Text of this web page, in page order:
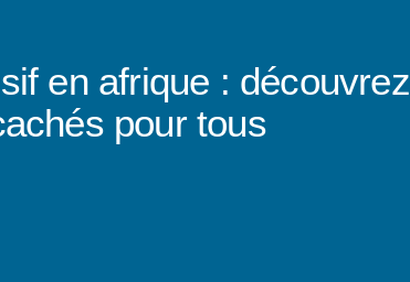
en afrique : découvrez
pour tous